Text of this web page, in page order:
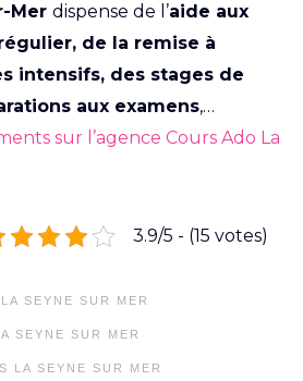
Mer dispense de l’aide aux
de la remise à
intensifs, des stages de
aux examens,…
sur l’agence Cours Ado La
3.9/5 - (15 votes)
SEYNE SUR MER
SEYNE SUR MER
LA SEYNE SUR MER